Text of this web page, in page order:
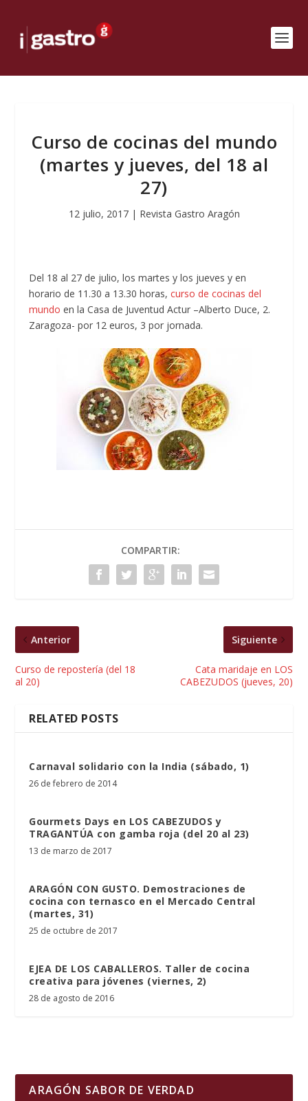
Curso de cocinas del mundo
(martes y jueves, del 18 al
27)
12 julio, 2017| Revista Gastro Aragón
Del 18 al 27 de julio, los martes y los jueves y en
horario de 11.30 a 13.30 horas,curso de cocinas del
mundo en la Casa de Juventud Actur –Alberto Duce, 2.
Zaragoza- por 12 euros, 3 por jornada.
COMPARTIR:
Anterior
Curso de repostería (del 18
al 20)
Siguiente
Cata maridaje en LOS
CABEZUDOS (jueves, 20)
RELATED POSTS
Carnaval solidario con la India (sábado, 1)
26 de febrero de 2014
Gourmets Days en LOS CABEZUDOS y
TRAGANTÚA con gamba roja (del 20 al 23)
13 de marzo de 2017
ARAGÓN CON GUSTO. Demostraciones de
cocina con ternasco en el Mercado Central
(martes, 31)
25 de octubre de 2017
EJEA DE LOS CABALLEROS. Taller de cocina
creativa para jóvenes (viernes, 2)
28 de agosto de 2016
ARAGÓN SABOR DE VERDAD